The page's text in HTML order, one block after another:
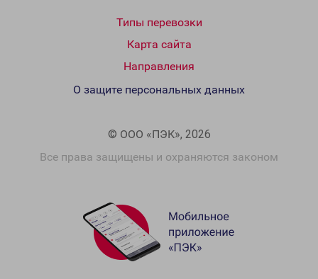
Типы перевозки
Карта сайта
Направления
© ООО «ПЭК», 2026
Все права защищены и охраняются законом
О защите персональных данных